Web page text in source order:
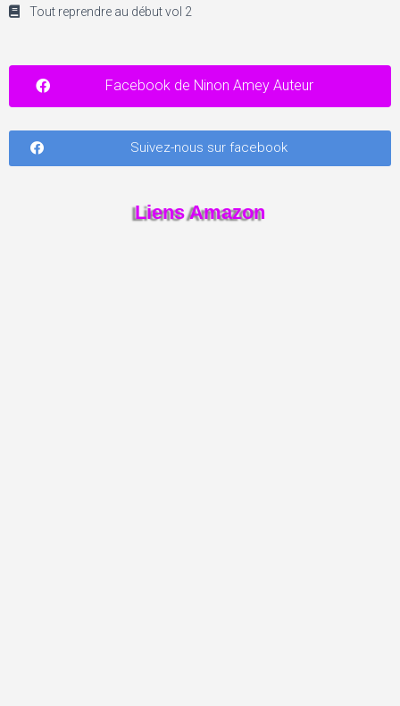
Tout reprendre au début vol 2
Facebook de Ninon Amey Auteur
Suivez-nous sur facebook
Liens Amazon